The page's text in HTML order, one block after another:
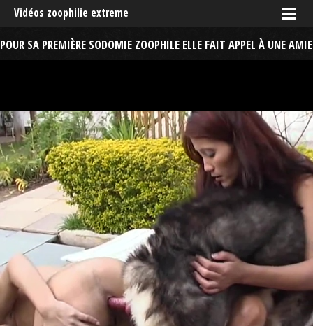
Vidéos zoophilie extreme
POUR SA PREMIÈRE SODOMIE ZOOPHILE ELLE FAIT APPEL À UNE AMIE